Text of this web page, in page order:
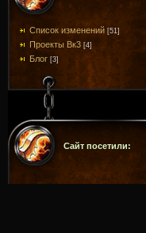
Список изменений [51]
Проекты Вк3 [4]
Блог [3]
Сайт посетили: